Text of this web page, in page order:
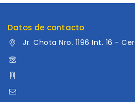
Datos de contacto
Jr. Chota Nro. 1196 Int. 16 -